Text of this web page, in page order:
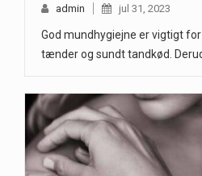
admin jul 31, 2023
God mundhygiejne er vigtigt
tænder og sundt tandkød.